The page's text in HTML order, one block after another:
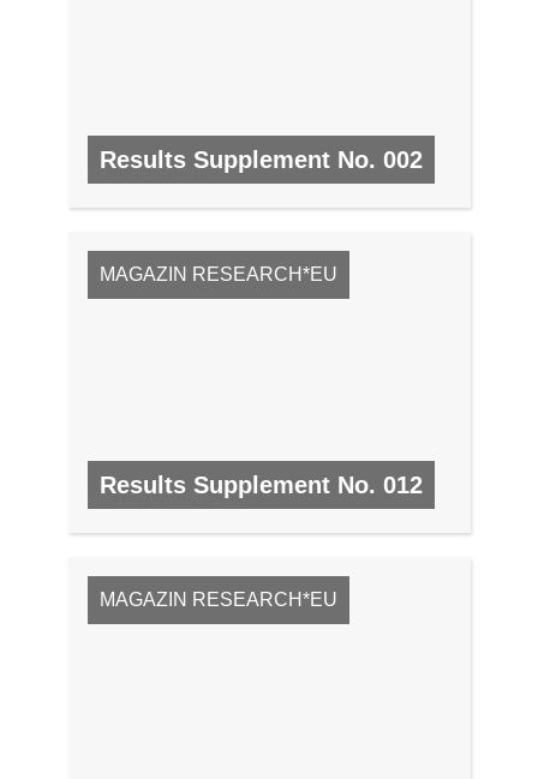
Results Supplement No. 002
NR. 2, FEBRUAR 2008
MAGAZIN RESEARCH*EU
Results Supplement No. 012
NR. 12, FEBRUAR 2009
MAGAZIN RESEARCH*EU